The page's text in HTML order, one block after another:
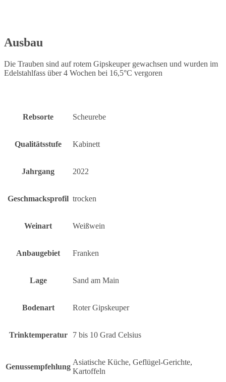
Ausbau
Die Trauben sind auf rotem Gipskeuper gewachsen und wurden im
Edelstahlfass über 4 Wochen bei 16,5°C vergoren
Rebsorte Scheurebe
Qualitätsstufe Kabinett
Jahrgang 2022
Geschmacksprofil trocken
Weinart Weißwein
Anbaugebiet Franken
Lage Sand am Main
Bodenart Roter Gipskeuper
Trinktemperatur 7 bis 10 Grad Celsius
Genussempfehlung
Asiatische Küche, Geflügel-Gerichte,
Kartoffeln